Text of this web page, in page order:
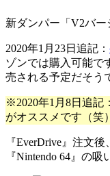
新ダンパー「V2バ
2020年1月23日追記：
ゾンでは購入可能で
売される予定だそう
※2020年1月8日追記
がオススメです（笑
『EverDrive』注文
『Nintendo 64』の